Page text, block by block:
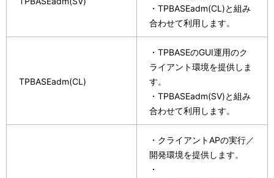
・TPBASEadm(CL)と組み
合わせて利用します。
TPBASEadm(CL)
・TPBASEのGUI運用のク
ライアント環境を提供しま
す。
・TPBASEadm(SV)と組み
合わせて利用します。
・クライアントAPの実行／
開発環境を提供します。
・